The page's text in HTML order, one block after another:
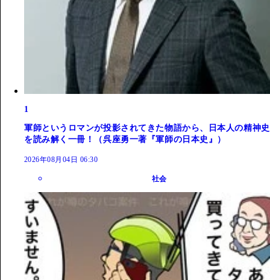
1
軍師というロマンが投影されてきた物語から、日本人の精神史
を読み解く一冊！（呉座勇一著『軍師の日本史』）
2026年08月04日 06:30
社会